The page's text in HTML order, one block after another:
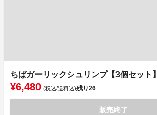
ちばガーリックシュリンプ【3個セット】
¥6,480 (税込/送料込)残り26
販売終了